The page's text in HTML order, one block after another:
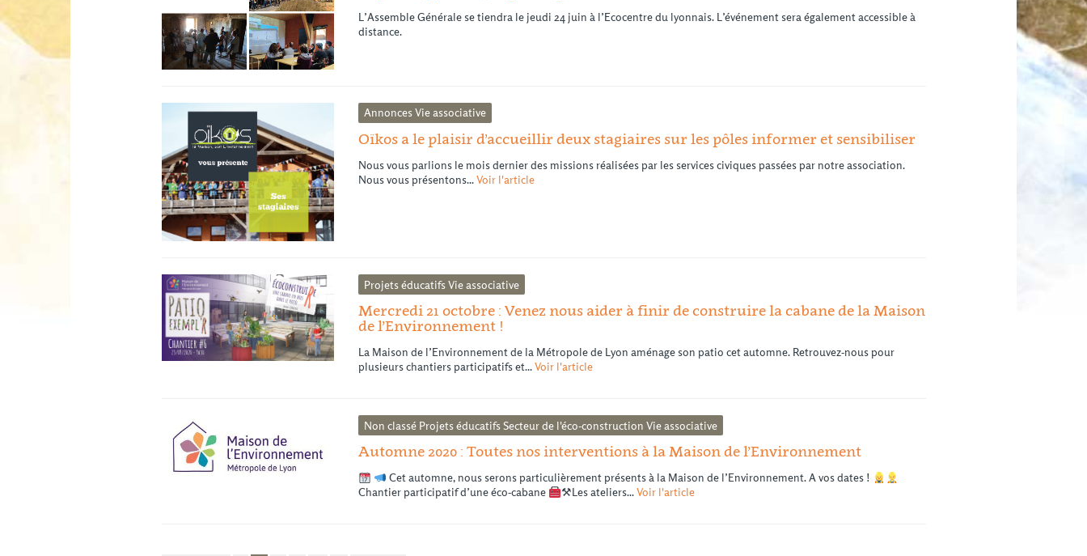
L’Assemble Générale se tiendra le jeudi 24 juin à l’Ecocentre du lyonnais. L’événement sera également accessible à
distance.
AnnoncesVie associative
Oïkos a le plaisir d’accueillir deux stagiaires sur les pôles informer et sensibiliser
Nous vous parlions le mois dernier des missions réalisées par les services civiques passées par notre association.
Nous vous présentons...Voir l'article
Projets éducatifsVie associative
Mercredi 21 octobre : Venez nous aider à finir de construire la cabane de la Maison
de l’Environnement !
La Maison de l’Environnement de la Métropole de Lyon aménage son patio cet automne. Retrouvez-nous pour
plusieurs chantiers participatifs et...Voir l'article
Non classé Projets éducatifsSecteur de l'éco-construction Vie associative
Automne 2020 : Toutes nos interventions à la Maison de l’Environnement
Cet automne, nous serons particulièrement présents à la Maison de l’Environnement. A vos dates !
Chantier participatif d’une éco-cabane
⚒Les ateliers...Voir l'article